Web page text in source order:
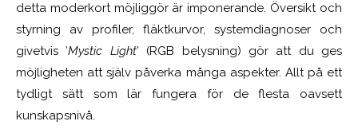
detta moderkort möjliggör är imponerande. Översikt och
styrning av profiler, fläktkurvor, systemdiagnoser och
givetvis ’Mystic Light’ (RGB belysning) gör att du ges
möjligheten att själv påverka många aspekter. Allt på ett
tydligt sätt som lär fungera för de flesta oavsett
kunskapsnivå.